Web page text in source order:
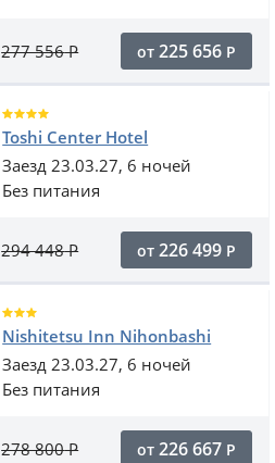
277 556Р от 225 656 Р
Toshi Center Hotel
Заезд 23.03.27, 6 ночей
Без питания
294 448Р от 226 499 Р
Nishitetsu Inn Nihonbashi
Заезд 23.03.27, 6 ночей
Без питания
278 800Р от 226 667 Р